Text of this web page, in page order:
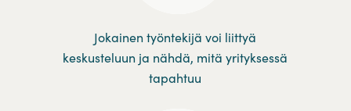
Jokainen työntekijä voi liittyä
keskusteluun ja nähdä, mitä yrityksessä
tapahtuu